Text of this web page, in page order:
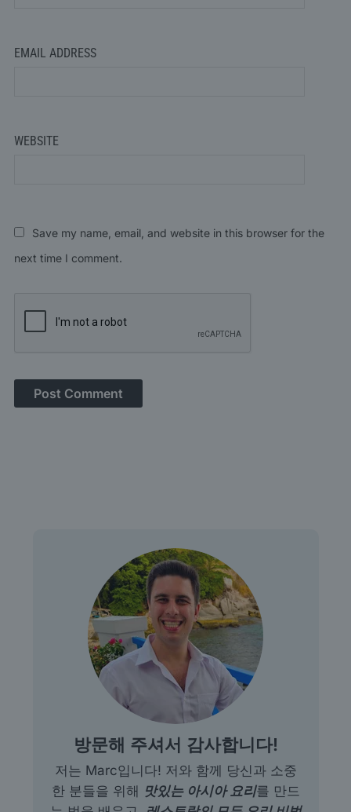
EMAIL ADDRESS
WEBSITE
Save my name, email, and website in this browser for the
next time I comment.
방문해 주셔서 감사합니다!
저는 Marc입니다! 저와 함께 당신과 소중
한 분들을 위해 맛있는 아시아 요리를 만드